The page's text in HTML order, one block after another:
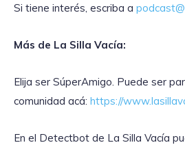
Si tiene interés, escriba a
Más de La Silla Vacía:
Elija ser SúperAmigo. Puede ser
comunidad acá: https://
En el Detectbot de La Silla Vacía